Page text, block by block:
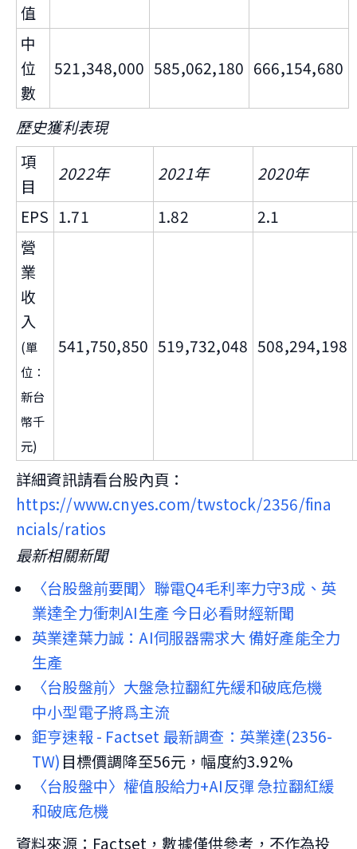
值
中
位
數
521,348,000 585,062,180 666,154,680
歷史獲利表現
項
目
2022年 2021年
2020年
EPS 1.71 1.82
2.1
營
業
收
入
(單
位：
新台
幣千
元)
541,750,850 519,732,048 508,294,198
詳細資訊請看台股內頁：
https://www.cnyes.com/twstock/2356/fina
ncials/ratios
最新相關新聞
〈台股盤前要聞〉聯電Q4毛利率力守3成、英
業達全力衝刺AI生產 今日必看財經新聞
英業達葉力誠：AI伺服器需求大 備好產能全力
生產
〈台股盤前〉大盤急拉翻紅先緩和破底危機
中小型電子將爲主流
鉅亨速報 - Factset 最新調查：英業達(2356-
TW) 目標價調降至56元，幅度約3.92%
〈台股盤中〉權值股給力+AI反彈 急拉翻紅緩
和破底危機
資料來源：Factset，數據僅供參考，不作為投